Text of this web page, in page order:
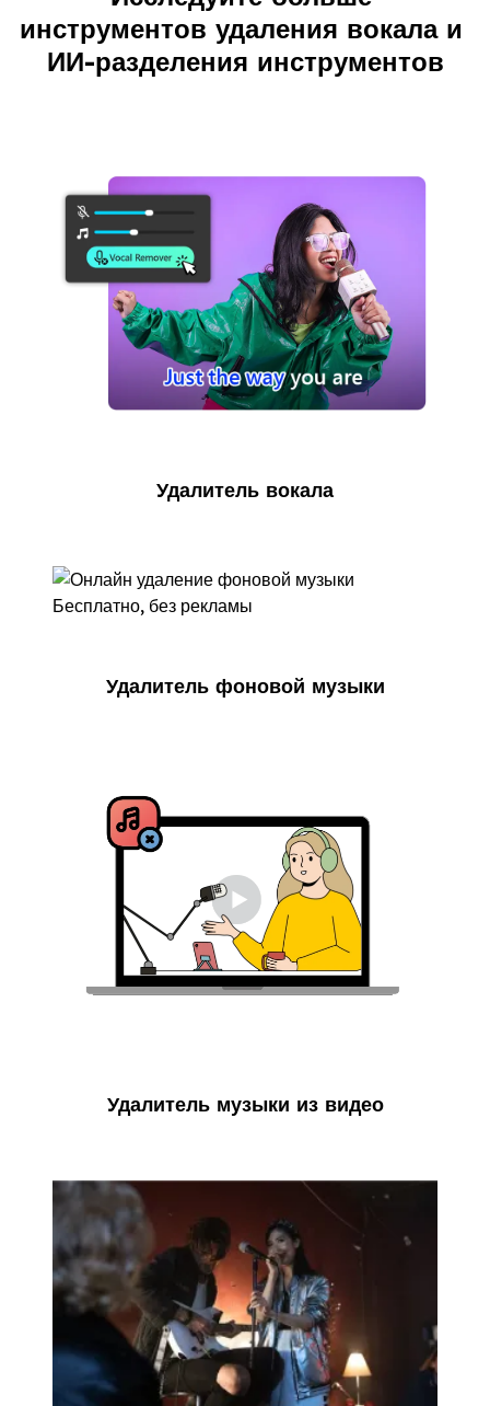
инструментов удаления вокала и
ИИ-разделения инструментов
Удалитель вокала
Удалитель фоновой музыки
Удалитель музыки из видео